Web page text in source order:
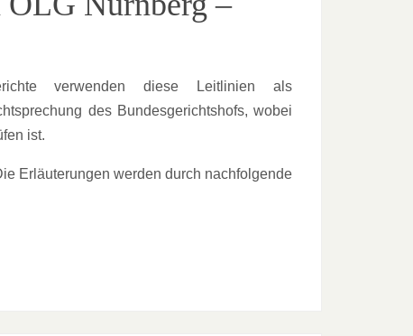
verwenden diese Leitlinien als
des Bundesgerichtshofs, wobei
ist.
Erläuterungen werden durch nachfolgende